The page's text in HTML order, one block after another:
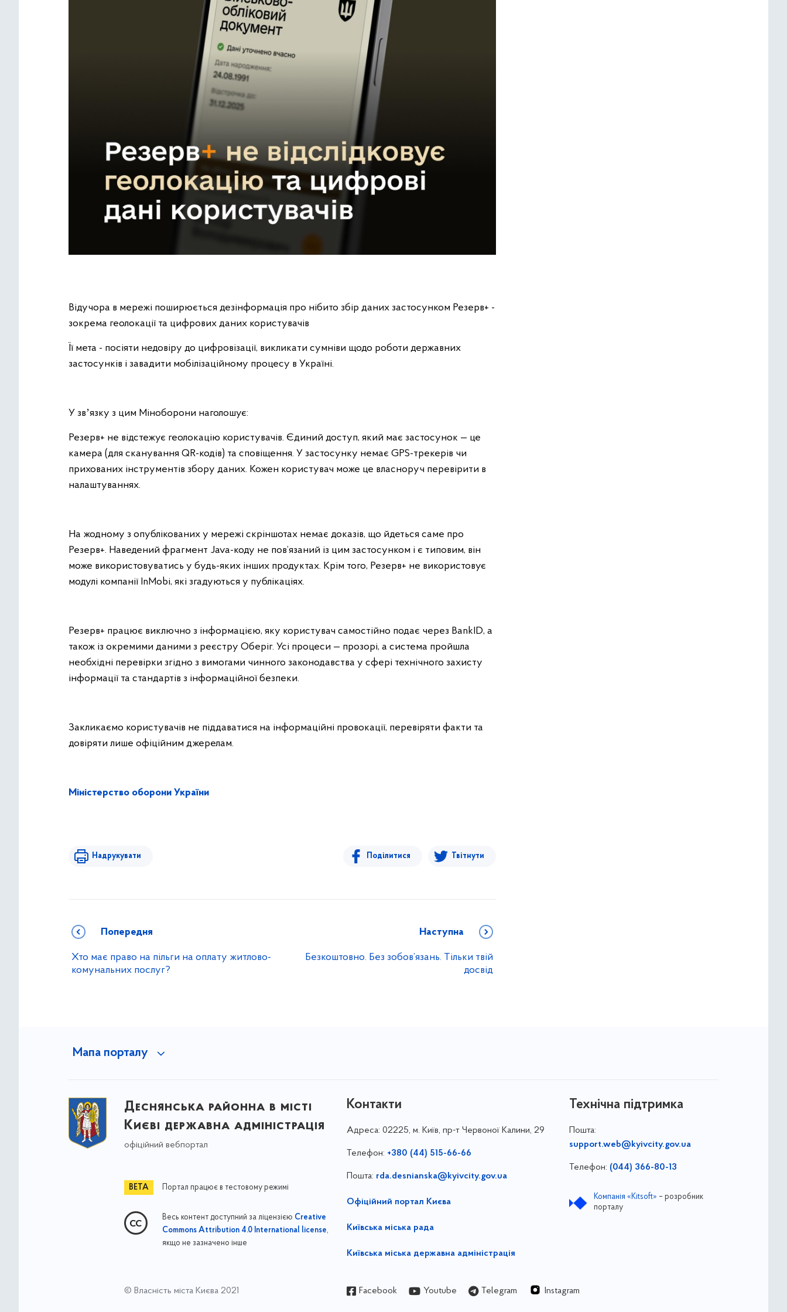
Відучора в мережі поширюється дезінформація про нібито збір даних застосунком Резерв+ -
зокрема геолокації та цифрових даних користувачів
Її мета - посіяти недовіру до цифровізації, викликати сумніви щодо роботи державних
застосунків і завадити мобілізаційному процесу в Україні.
У звʼязку з цим Міноборони наголошує:
Резерв+ не відстежує геолокацію користувачів. Єдиний доступ, який має застосунок — це
камера (для сканування QR-кодів) та сповіщення. У застосунку немає GPS-трекерів чи
прихованих інструментів збору даних. Кожен користувач може це власноруч перевірити в
налаштуваннях.
На жодному з опублікованих у мережі скріншотах немає доказів, що йдеться саме про
Резерв+. Наведений фрагмент Java-коду не пов’язаний із цим застосунком і є типовим, він
може використовуватись у будь-яких інших продуктах. Крім того, Резерв+ не використовує
модулі компанії InMobi, які згадуються у публікаціях.
Резерв+ працює виключно з інформацією, яку користувач самостійно подає через BankID, а
також із окремими даними з реєстру Оберіг. Усі процеси — прозорі, а система пройшла
необхідні перевірки згідно з вимогами чинного законодавства у сфері технічного захисту
інформації та стандартів з інформаційної безпеки.
Закликаємо користувачів не піддаватися на інформаційні провокації, перевіряти факти та
довіряти лише офіційним джерелам.
Міністерство оборони України
Надрукувати Поділитися Твітнути
Попередня
Хто має право на пільги на оплату житлово-
комунальних послуг?
Наступна
Безкоштовно. Без зобов’язань. Тільки твій
досвід
Мапа порталу
Деснянська районна в місті
Києві державна адміністрація
офіційний вебпортал
Портал працює в тестовому режимі
Весь контент доступний за ліцензією Creative
Commons Attribution 4.0 International license,
якщо не зазначено інше
Контакти
Адреса: 02225, м. Київ, пр-т Червоної Калини, 29
Телефон: +380 (44) 515-66-66
Пошта: rda.desnianska@kyivcity.gov.ua
Офіційний портал Києва
Київська міська рада
Київська міська державна адміністрація
Технічна підтримка
Пошта:
support.web@kyivcity.gov.ua
Телефон: (044) 366-80-13
Компанія «Kitsoft» – розробник
порталу
© Власність міста Києва 2021 Facebook Youtube Telegram Instagram